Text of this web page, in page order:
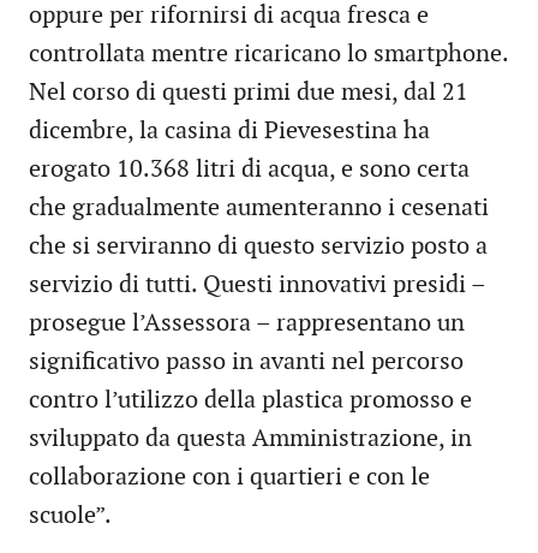
oppure per rifornirsi di acqua fresca e
controllata mentre ricaricano lo smartphone.
Nel corso di questi primi due mesi, dal 21
dicembre, la casina di Pievesestina ha
erogato 10.368 litri di acqua, e sono certa
che gradualmente aumenteranno i cesenati
che si serviranno di questo servizio posto a
servizio di tutti. Questi innovativi presidi –
prosegue l’Assessora – rappresentano un
significativo passo in avanti nel percorso
contro l’utilizzo della plastica promosso e
sviluppato da questa Amministrazione, in
collaborazione con i quartieri e con le
scuole”.